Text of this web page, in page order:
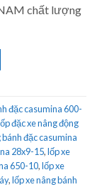
chất lượng
đặc casumina 600-
đặc xe nâng động
bánh đặc casumina
28x9-15,lốp xe
650-10,lốp xe
,lốp xe nâng bánh